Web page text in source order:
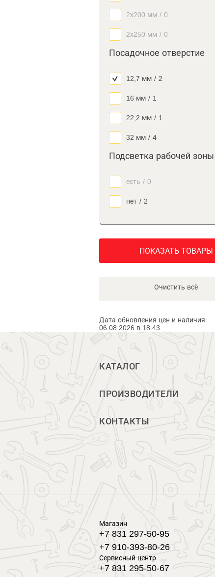
2х200 мм / 0
2х250 мм / 0
Посадочное отверстие
12,7 мм / 2
16 мм / 1
22,2 мм / 1
32 мм / 4
Подсветка рабочей зоны
есть / 0
нет / 2
ПОКАЗАТЬ ТОВАРЫ
Очистить всё
Дата обновления цен и наличия:
06.08.2026 в 18:43
КАТАЛОГ
ПРОИЗВОДИТЕЛИ
КОНТАКТЫ
Магазин
+7 831 297-50-95
+7 910-393-80-26
Сервисный центр
+7 831 295-50-67